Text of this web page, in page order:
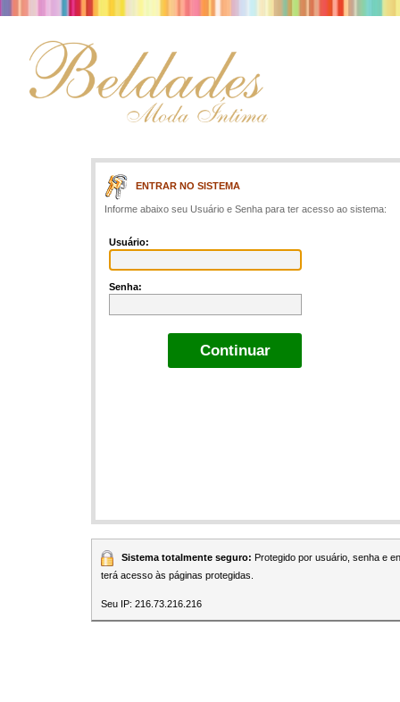
ENTRAR NO SISTEMA
Informe abaixo seu Usuário e Senha para ter acesso ao sistema:
Usuário:
Senha:
Sistema totalmente seguro: Protegido por usuário, senha e
terá acesso às páginas protegidas.
Seu IP: 216.73.216.216